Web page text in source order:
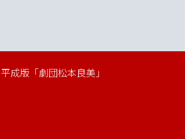
ンラインショップ「青空市場」